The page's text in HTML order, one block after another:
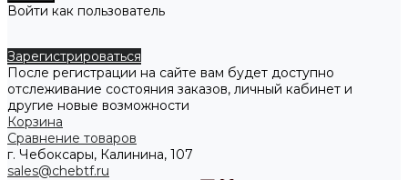
Войти как пользователь
Зарегистрироваться
После регистрации на сайте вам будет доступно
отслеживание состояния заказов, личный кабинет и
другие новые возможности
Корзина
Сравнение товаров
г. Чебоксары, Калинина, 107
sales@chebtf.ru